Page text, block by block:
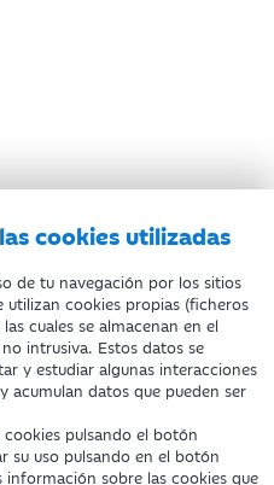
cookies utilizadas
de tu navegación por los sitios
cookies propias (ficheros
cuales se almacenan en el
intrusiva. Estos datos se
y estudiar algunas interacciones
acumulan datos que pueden ser
cookies pulsando el botón
su uso pulsando en el botón
información sobre las cookies que
G-50000652.
del Mº de Educación,
13. 50001 Zaragoza.